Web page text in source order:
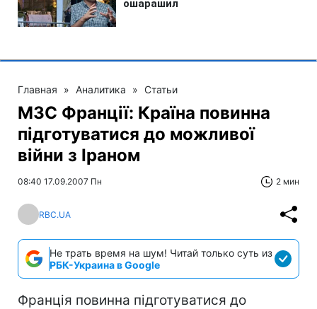
Главная » Аналитика » Статьи
МЗС Франції: Країна повинна
підготуватися до можливої
війни з Іраном
08:40 17.09.2007 Пн 2 мин
RBC.UA
Не трать время на шум! Читай только суть из
РБК-Украина в Google
Франція повинна підготуватися до